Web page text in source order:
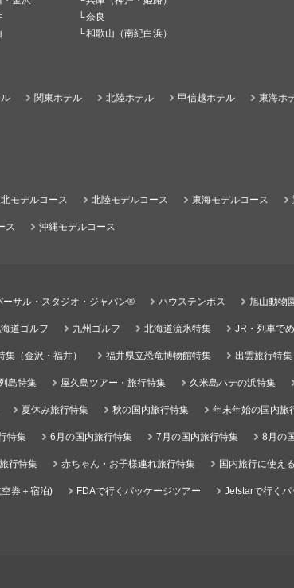
奈良
和歌山（南紀白浜）
関東ホテル 北陸ホテル 甲信越ホテル 東海ホ
モデルコース 北陸モデルコース 東海モデルコース
ス 沖縄モデルコース
ーサル・スタジオ・ジャパン® ハウステンボス 旭山動物
道ゴルフ 九州ゴルフ 北海道流氷特集 JR・列車で
集（金沢・福井） 福井県立恐竜博物館特集 出雲旅行特集
島特集 屋久島ツアー・旅行特集 久米島ハテの浜特集
夏休み旅行特集 秋の国内旅行特集 年末年始の国内旅
特集 6月の国内旅行特集 7月の国内旅行特集 8月の
行特集 赤ちゃん・お子様連れ旅行特集 国内旅行に使え
券＋宿泊) FDAで行くパッケージツアー Jetstarで行く